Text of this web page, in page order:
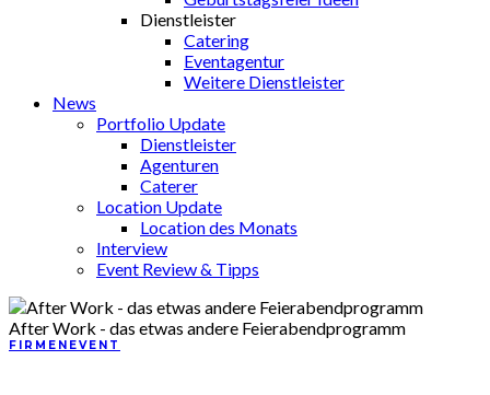
Dienstleister
Catering
Eventagentur
Weitere Dienstleister
News
Portfolio Update
Dienstleister
Agenturen
Caterer
Location Update
Location des Monats
Interview
Event Review & Tipps
After Work - das etwas andere Feierabendprogramm
FIRMENEVENT